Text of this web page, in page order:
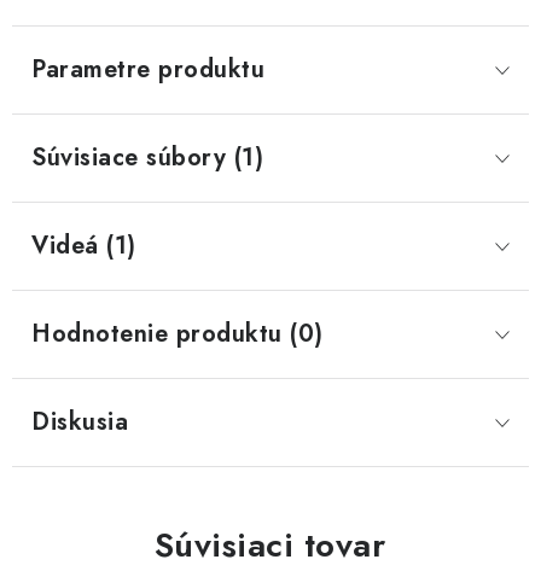
Parametre produktu
Súvisiace súbory (1)
Videá (1)
Hodnotenie produktu (0)
Diskusia
Súvisiaci tovar